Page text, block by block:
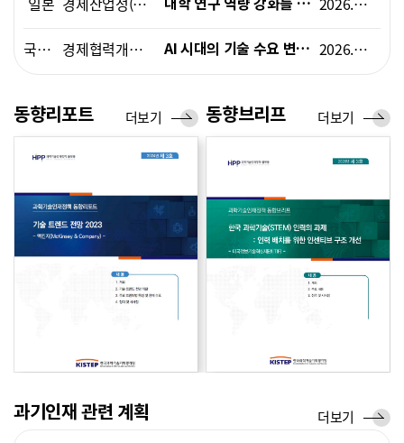
대학 연구 역량 강화를 위한 방안(지금까지의 논의 요약)
국제기구 경제협력개발기구(OECD) AI 시대의 기술 수요 변화와 인력 역량 강화 정책 방향 2026.06.05
국제기구 경제협력개발기구(OECD) 교육과정 개혁의 성공을 위한 생태계적 접근과 실행 전략 2026.05.14
동향리포트
동
향
트
더보기 동향브리프
동
향
프
더보기
과기인재 관련 계획
계
더보기